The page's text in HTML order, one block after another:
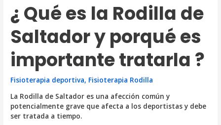
¿ Qué es la Rodilla de
Saltador y porqué es
importante tratarla ?
Fisioterapia deportiva, Fisioterapia Rodilla
La Rodilla de Saltador es una afección común y
potencialmente grave que afecta a los deportistas y debe
ser tratada a tiempo.